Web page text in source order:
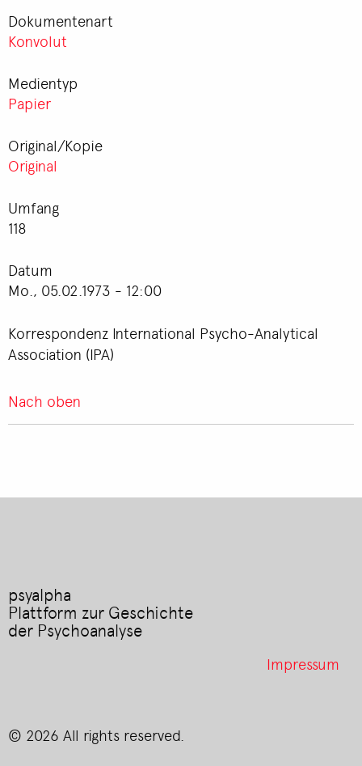
Dokumentenart
Konvolut
Medientyp
Papier
Original/Kopie
Original
Umfang
118
Datum
Mo., 05.02.1973 - 12:00
Korrespondenz International Psycho-Analytical
Association (IPA)
Nach oben
psyalpha
Plattform zur Geschichte
der Psychoanalyse
Impressum
© 2026 All rights reserved.